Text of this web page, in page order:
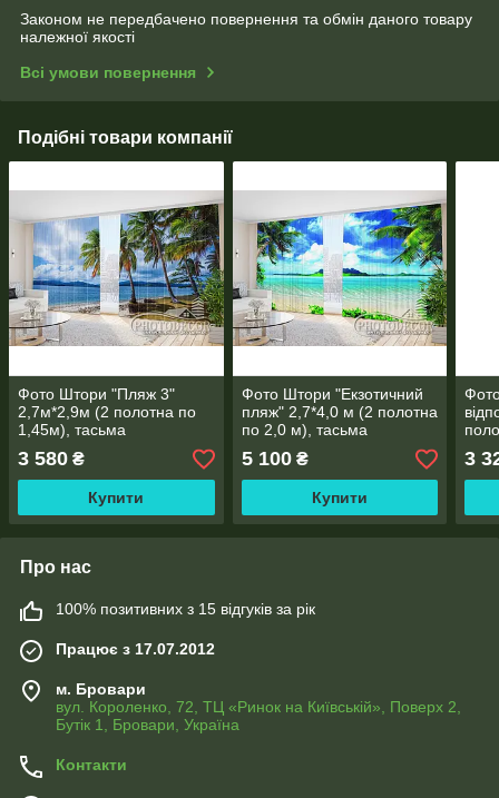
Законом не передбачено повернення та обмін даного товару
належної якості
Всі умови повернення
Подібні товари компанії
Фото Штори "Пляж 3"
2,7м*2,9м (2 полотна по
1,45м), тасьма
3 580 ₴
Купити
Фото Штори "Екзотичний
пляж" 2,7*4,0 м (2 полотна
по 2,0 м), тасьма
5 100₴
Купити
3
Про нас
100% позитивних з 15 відгуків за рік
Працює з 17.07.2012
м. Бровари
вул. Короленко, 72, ТЦ «Ринок на Київській», Поверх 2,
Бутік 1, Бровари, Україна
Контакти